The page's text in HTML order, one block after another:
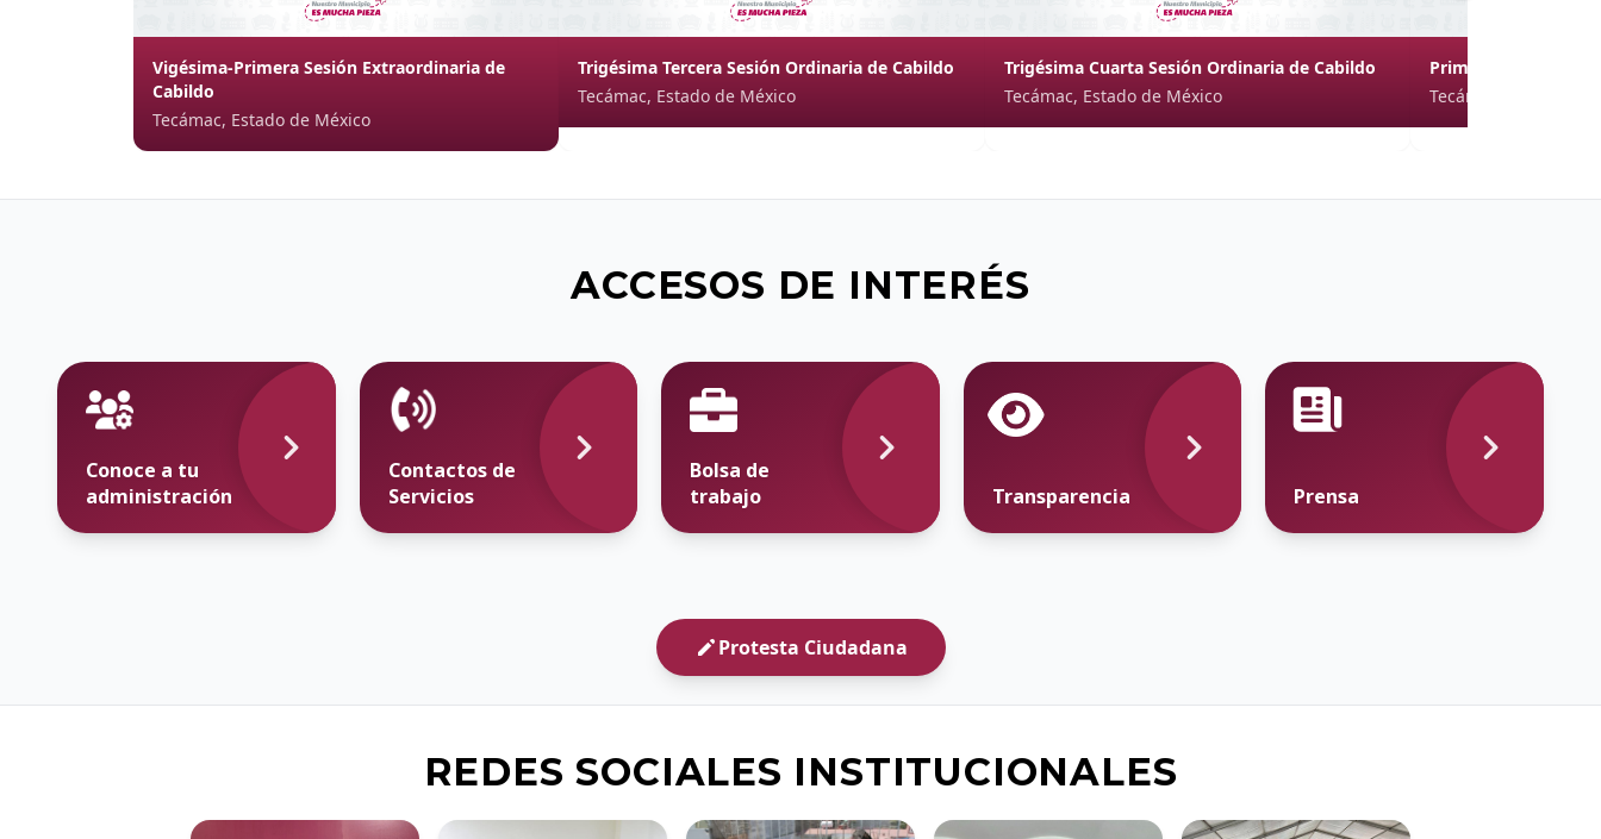
Vigésima-Primera Sesión Extraordinaria de
Cabildo
Tecámac, Estado de México
Trigésima Tercera Sesión Ordinaria de Cabildo
Tecámac, Estado de México
Trigésima Cuarta Sesión Ordinaria de Cabildo
Tecámac, Estado de México
Primera Sesión
Tecámac, Estado de
ACCESOS DE INTERÉS
Conoce a tu
administración
Contactos de
Servicios
Bolsa de
trabajo
Transparencia Prensa
Protesta Ciudadana
REDES SOCIALES INSTITUCIONALES